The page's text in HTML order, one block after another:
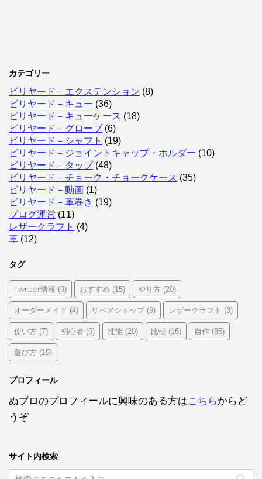
カテゴリー
ビリヤード－エクステンション (8)
ビリヤード－キュー (36)
ビリヤード－キューケース (18)
ビリヤード－グローブ (6)
ビリヤード－シャフト (19)
ビリヤード－ジョイントキャップ・ホルダー (10)
ビリヤード－タップ(48)
ビリヤード－チョーク・チョークケース (35)
ビリヤード－動画 (1)
ビリヤード－革巻き (19)
ブログ運営 (11)
レザークラフト (4)
革 (12)
タグ
Twitter情報 (9) おすすめ (15) やり方 (20)
オーダーメイド (4) リペアショップ(9) レザークラフト (3)
使い方 (7) 初心者 (9) 性能 (20) 比較 (16) 自作 (65)
選び方 (15)
プロフィール
ぬブロのプロフィールに興味のある方はこちらからど
うぞ
サイト内検索